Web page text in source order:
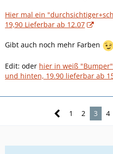
Hier mal ein
19,90 Lieferbar ab 12.07
Gibt auch noch mehr Farben
Edit: oder hier in weiß
und hinten, 19.90 lieferbar ab
1 2 3 4